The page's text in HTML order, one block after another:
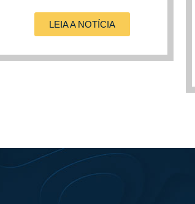
LEIA A NOTÍCIA